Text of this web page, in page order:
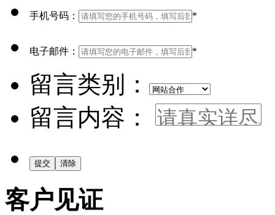
手机号码： *
电子邮件： *
留言类别：
留言内容：
客户见证